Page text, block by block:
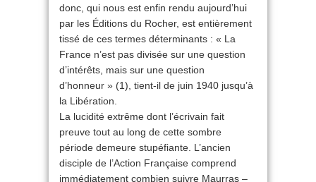
donc, qui nous est enfin rendu aujourd’hui
par les Éditions du Rocher, est entièrement
tissé de ces termes déterminants : « La
France n’est pas divisée sur une question
d’intérêts, mais sur une question
d’honneur » (1), tient-il de juin 1940 jusqu’à
la Libération.
La lucidité extrême dont l’écrivain fait
preuve tout au long de cette sombre
période demeure stupéfiante. L’ancien
disciple de l’Action Française comprend
immédiatement combien suivre Maurras –